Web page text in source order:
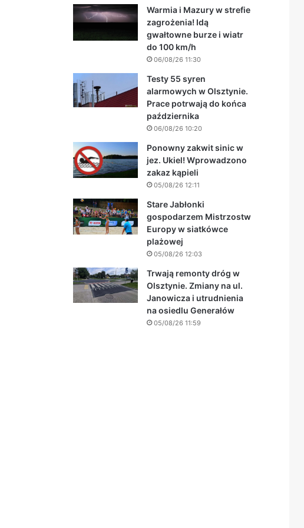
Warmia i Mazury w strefie
zagrożenia! Idą
gwałtowne burze i wiatr
do 100 km/h
06/08/26 11:30
Testy 55 syren
alarmowych w Olsztynie.
Prace potrwają do końca
października
06/08/26 10:20
Ponowny zakwit sinic w
jez. Ukiel! Wprowadzono
zakaz kąpieli
05/08/26 12:11
Stare Jabłonki
gospodarzem Mistrzostw
Europy w siatkówce
plażowej
05/08/26 12:03
Trwają remonty dróg w
Olsztynie. Zmiany na ul.
Janowicza i utrudnienia
na osiedlu Generałów
05/08/26 11:59